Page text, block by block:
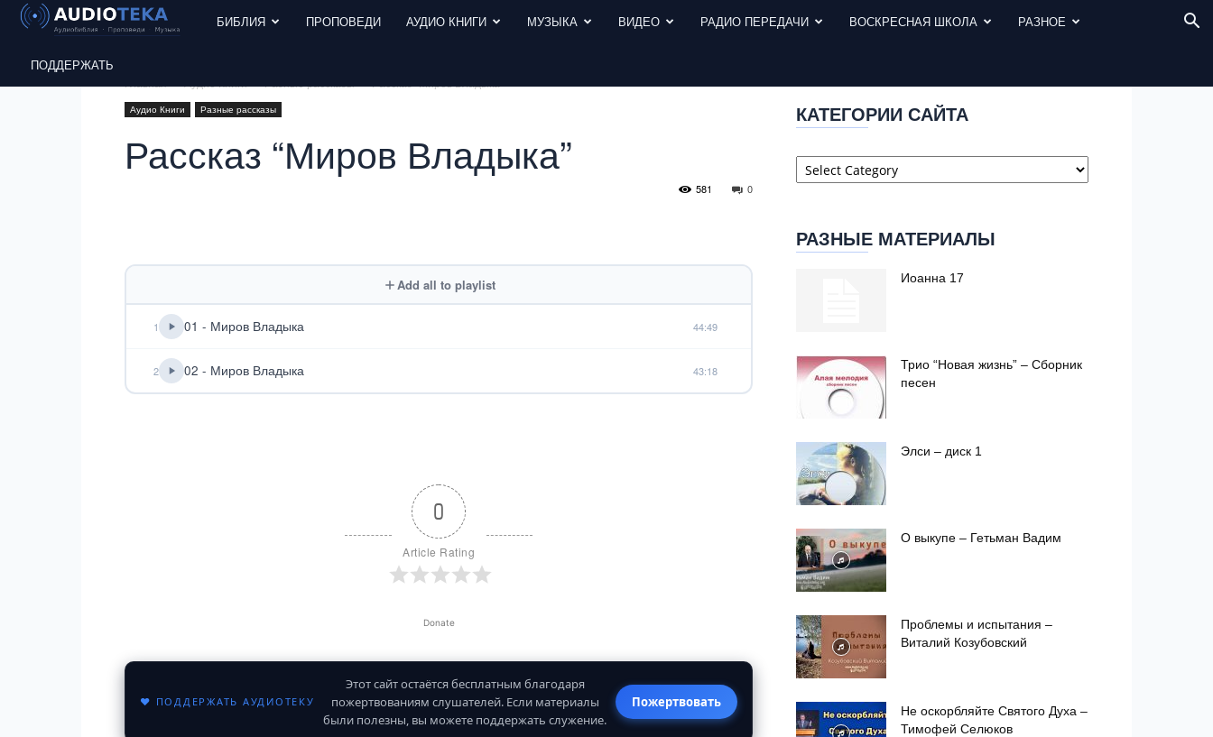
БИБЛИЯ ПРОПОВЕДИ АУДИО КНИГИ МУЗЫКА ВИДЕО РАДИО ПЕРЕДАЧИ ВОСКРЕСНАЯ ШКОЛА РАЗНОЕ
ПОДДЕРЖАТЬ
Аудио Книги Разные рассказы
Рассказ “Миров Владыка”
0
581
Add all to playlist
1 01 - Миров Владыка 44:49
2 02 - Миров Владыка 43:18
0
Article Rating
Donate
♥ ПОДДЕРЖАТЬ АУДИОТЕКУ
Этот сайт остаётся бесплатным благодаря
пожертвованиям слушателей. Если материалы
были полезны, вы можете поддержать служение.
Пожертвовать
КАТЕГОРИИ САЙТА
Категории
сайта
РАЗНЫЕ МАТЕРИАЛЫ
Иоанна 17
Трио “Новая жизнь” – Сборник
песен
Элси – диск 1
О выкупе – Гетьман Вадим
Проблемы и испытания –
Виталий Козубовский
Не оскорбляйте Святого Духа –
Тимофей Селюков